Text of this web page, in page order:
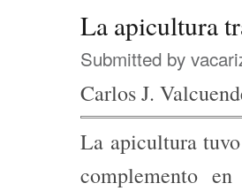
La apicultura
Submitted by
Carlos J.
La apicultura
complemento